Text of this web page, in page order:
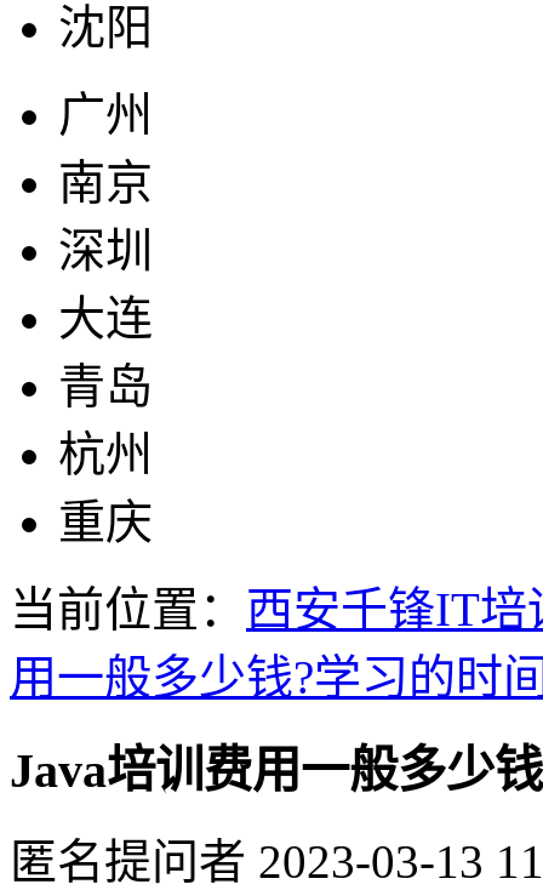
沈阳
广州
南京
深圳
大连
青岛
杭州
重庆
当前位置： 西安千锋IT培
用一般多少钱?学习的时
Java培训费用一般多少
匿名提问者 2023-03-13